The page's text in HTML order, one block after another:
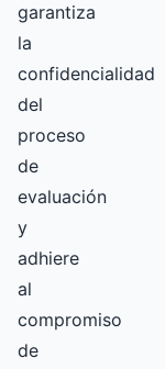
garantiza
la
confidencialidad
del
proceso
de
evaluación
y
adhiere
al
compromiso
de